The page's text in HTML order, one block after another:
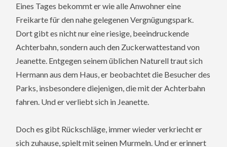
Eines Tages bekommt er wie alle Anwohner eine
Freikarte für den nahe gelegenen Vergnügungspark.
Dort gibt es nicht nur eine riesige, beeindruckende
Achterbahn, sondern auch den Zuckerwattestand von
Jeanette. Entgegen seinem üblichen Naturell traut sich
Hermann aus dem Haus, er beobachtet die Besucher des
Parks, insbesondere diejenigen, die mit der Achterbahn
fahren. Und er verliebt sich in Jeanette.
Doch es gibt Rückschläge, immer wieder verkriecht er
sich zuhause, spielt mit seinen Murmeln. Und er erinnert